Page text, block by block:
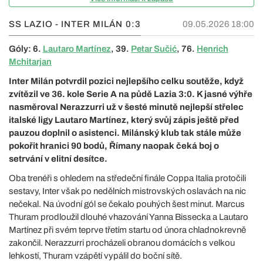
SS LAZIO - INTER MILÁN 0:3 09.05.2026 18:00
Góly: 6. Lautaro Martínez, 39. Petar Sučić, 76. Henrich
Mchitarjan
Inter Milán potvrdil pozici nejlepšího celku soutěže, když
zvítězil ve 36. kole Serie A na půdě Lazia 3:0. K jasné výhře
nasměroval Nerazzurri už v šesté minutě nejlepší střelec
italské ligy Lautaro Martínez, který svůj zápis ještě před
pauzou doplnil o asistenci. Milánský klub tak stále může
pokořit hranici 90 bodů, Římany naopak čeká boj o
setrvání v elitní desítce.
Oba trenéři s ohledem na středeční finále Coppa Italia protočili
sestavy, Inter však po nedělních mistrovských oslavách na nic
nečekal. Na úvodní gól se čekalo pouhých šest minut. Marcus
Thuram prodloužil dlouhé vhazování Yanna Bissecka a Lautaro
Martínez při svém teprve třetím startu od února chladnokrevně
zakončil. Nerazzurri procházeli obranou domácích s velkou
lehkostí, Thuram vzápětí vypálil do boční sítě.